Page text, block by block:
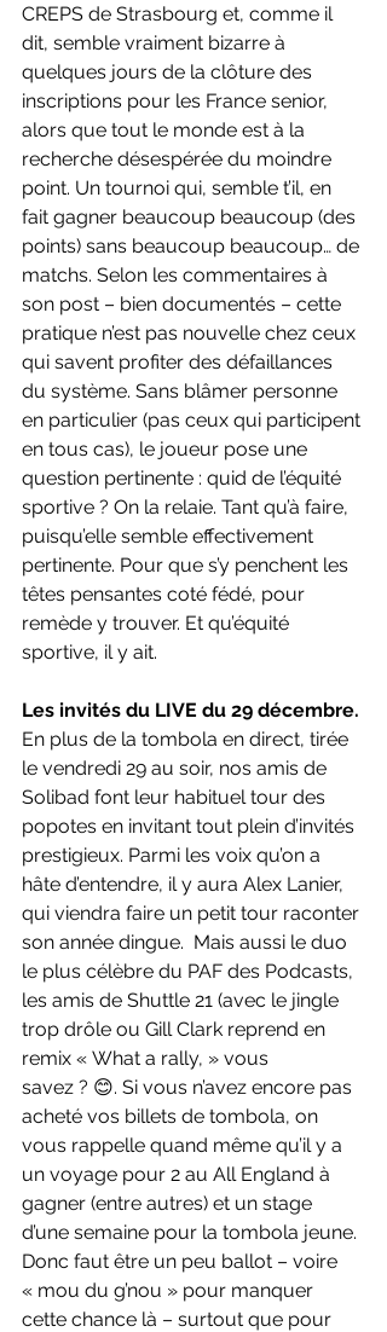
CREPS de Strasbourg et, comme il
dit, semble vraiment bizarre à
quelques jours de la clôture des
inscriptions pour les France senior,
alors que tout le monde est à la
recherche désespérée du moindre
point. Un tournoi qui, semble t’il, en
fait gagner beaucoup beaucoup (des
points) sans beaucoup beaucoup… de
matchs. Selon les commentaires à
son post – bien documentés – cette
pratique n’est pas nouvelle chez ceux
qui savent profiter des défaillances
du système. Sans blâmer personne
en particulier (pas ceux qui participent
en tous cas), le joueur pose une
question pertinente : quid de l’équité
sportive ? On la relaie. Tant qu’à faire,
puisqu’elle semble effectivement
pertinente. Pour que s’y penchent les
têtes pensantes coté fédé, pour
remède y trouver. Et qu’équité
sportive, il y ait.
Les invités du LIVE du 29 décembre.
En plus de la tombola en direct, tirée
le vendredi 29 au soir, nos amis de
Solibad font leur habituel tour des
popotes en invitant tout plein d’invités
prestigieux. Parmi les voix qu’on a
hâte d’entendre, il y aura Alex Lanier,
qui viendra faire un petit tour raconter
son année dingue.  Mais aussi le duo
le plus célèbre du PAF des Podcasts,
les amis de Shuttle 21 (avec le jingle
trop drôle ou Gill Clark reprend en
remix « What a rally, » vous
savez ? 😊. Si vous n’avez encore pas
acheté vos billets de tombola, on
vous rappelle quand même qu’il y a
un voyage pour 2 au All England à
gagner (entre autres) et un stage
d’une semaine pour la tombola jeune.
Donc faut être un peu ballot – voire
« mou du g’nou » pour manquer
cette chance là – surtout que pour